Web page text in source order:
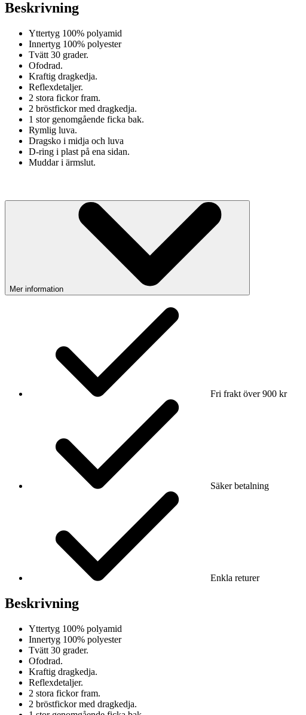
Beskrivning
Yttertyg 100% polyamid
Innertyg 100% polyester
Tvätt 30 grader.
Ofodrad.
Kraftig dragkedja.
Reflexdetaljer.
2 stora fickor fram.
2 bröstfickor med dragkedja.
1 stor genomgående ficka bak.
Rymlig luva.
Dragsko i midja och luva
D-ring i plast på ena sidan.
Muddar i ärmslut.
Mer information
Fri frakt över 900 kr
Säker betalning
Enkla returer
Beskrivning
Yttertyg 100% polyamid
Innertyg 100% polyester
Tvätt 30 grader.
Ofodrad.
Kraftig dragkedja.
Reflexdetaljer.
2 stora fickor fram.
2 bröstfickor med dragkedja.